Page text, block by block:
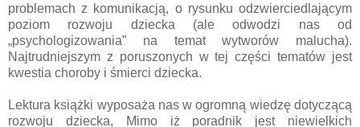
problemach z komunikacją, o rysunku odzwierciedlającym
poziom rozwoju dziecka (ale odwodzi nas od
„psychologizowania” na temat wytworów malucha).
Najtrudniejszym z poruszonych w tej części tematów jest
kwestia choroby i śmierci dziecka.
Lektura książki wyposaża nas w ogromną wiedzę dotyczącą
rozwoju dziecka, Mimo iż poradnik jest niewielkich